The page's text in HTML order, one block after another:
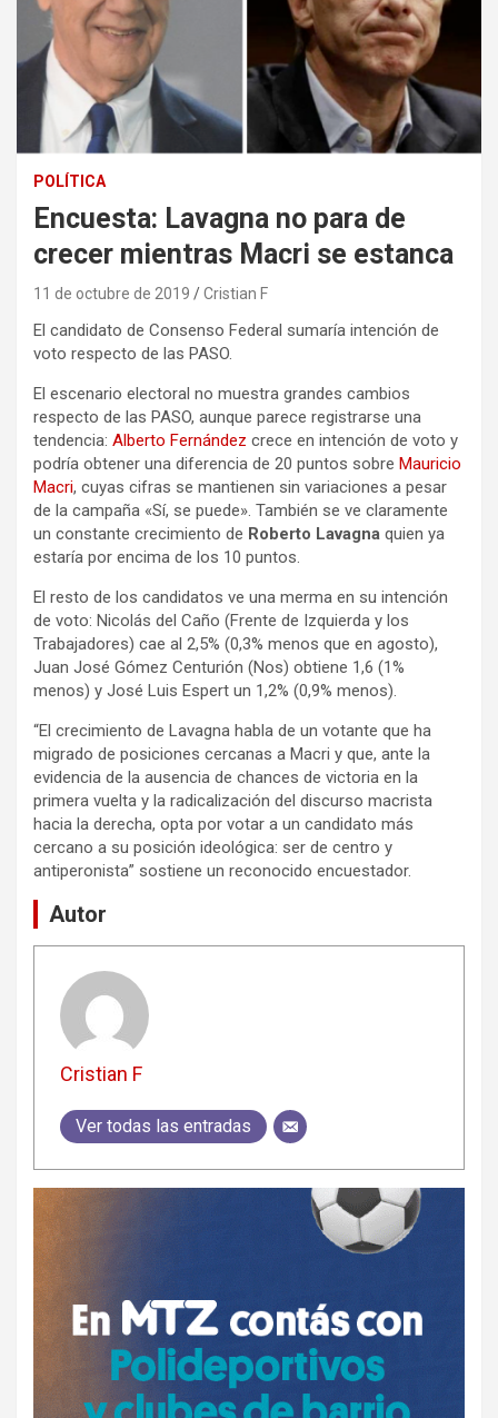
POLÍTICA
Encuesta: Lavagna no para de
crecer mientras Macri se estanca
11 de octubre de 2019 Cristian F
El candidato de Consenso Federal sumaría intención de
voto respecto de las PASO.
El escenario electoral no muestra grandes cambios
respecto de las PASO, aunque parece registrarse una
tendencia: Alberto Fernández crece en intención de voto y
podría obtener una diferencia de 20 puntos sobre Mauricio
Macri, cuyas cifras se mantienen sin variaciones a pesar
de la campaña «Sí, se puede». También se ve claramente
un constante crecimiento de Roberto Lavagna quien ya
estaría por encima de los 10 puntos.
El resto de los candidatos ve una merma en su intención
de voto: Nicolás del Caño (Frente de Izquierda y los
Trabajadores) cae al 2,5% (0,3% menos que en agosto),
Juan José Gómez Centurión (Nos) obtiene 1,6 (1%
menos) y José Luis Espert un 1,2% (0,9% menos).
“El crecimiento de Lavagna habla de un votante que ha
migrado de posiciones cercanas a Macri y que, ante la
evidencia de la ausencia de chances de victoria en la
primera vuelta y la radicalización del discurso macrista
hacia la derecha, opta por votar a un candidato más
cercano a su posición ideológica: ser de centro y
antiperonista” sostiene un reconocido encuestador.
Autor
Cristian F
Ver todas las entradas